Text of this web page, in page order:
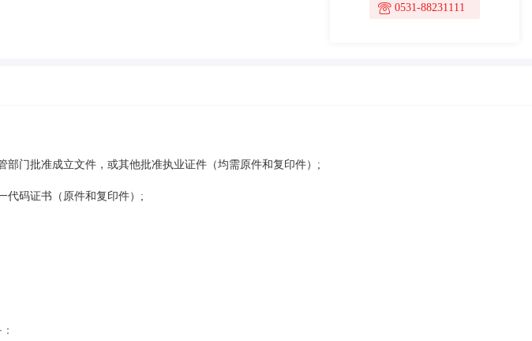
0531-88231111
部门批准成立文件，或其他批准执业证件（均需原件和复印件）;
代码证书（原件和复印件）;